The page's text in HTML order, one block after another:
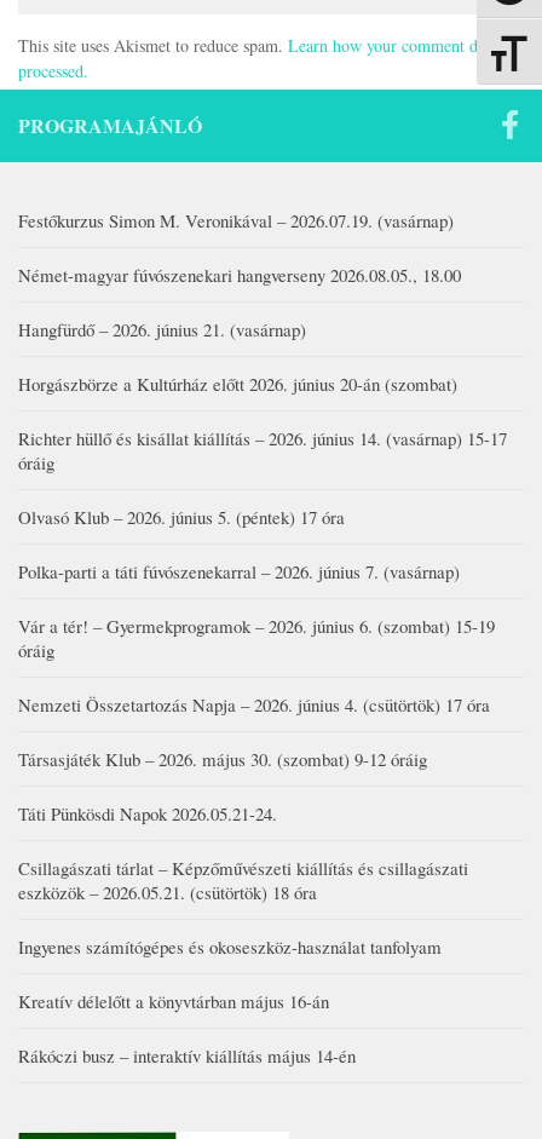
This site uses Akismet to reduce spam. Learn how your comment data is
processed.
PROGRAMAJÁNLÓ
Festőkurzus Simon M. Veronikával – 2026.07.19. (vasárnap)
Német-magyar fúvószenekari hangverseny 2026.08.05., 18.00
Hangfürdő – 2026. június 21. (vasárnap)
Horgászbörze a Kultúrház előtt 2026. június 20-án (szombat)
Richter hüllő és kisállat kiállítás – 2026. június 14. (vasárnap) 15-17
óráig
Olvasó Klub – 2026. június 5. (péntek) 17 óra
Polka-parti a táti fúvószenekarral – 2026. június 7. (vasárnap)
Vár a tér! – Gyermekprogramok – 2026. június 6. (szombat) 15-19
óráig
Nemzeti Összetartozás Napja – 2026. június 4. (csütörtök) 17 óra
Társasjáték Klub – 2026. május 30. (szombat) 9-12 óráig
Táti Pünkösdi Napok 2026.05.21-24.
Csillagászati tárlat – Képzőművészeti kiállítás és csillagászati
eszközök – 2026.05.21. (csütörtök) 18 óra
Ingyenes számítógépes és okoseszköz-használat tanfolyam
Kreatív délelőtt a könyvtárban május 16-án
Rákóczi busz – interaktív kiállítás május 14-én